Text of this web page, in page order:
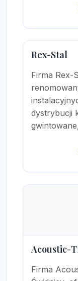
Rex-Stal
Firma Rex-
dystrybucji
Acoustic-
Firma